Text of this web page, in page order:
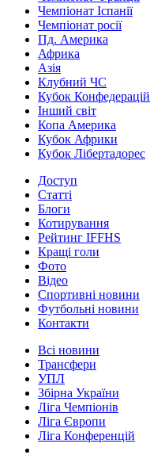
Чемпіонат Іспанії
Чемпіонат росії
Пд. Америка
Африка
Азія
Клубний ЧС
Кубок Конфедерацій
Інший світ
Копа Америка
Кубок Африки
Кубок Лібертадорес
Доступ
Статті
Блоги
Котирування
Рейтинг IFFHS
Кращі голи
Фото
Відео
Спортивні новини
Футбольні новини
Контакти
Всі новини
Трансфери
УПЛ
Збірна України
Ліга Чемпіонів
Ліга Європи
Ліга Конференцій